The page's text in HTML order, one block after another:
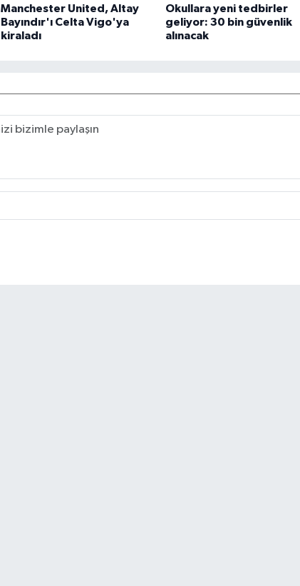
Manchester United, Altay
Bayındır'ı Celta Vigo'ya
kiraladı
Okullara yeni tedbirler
geliyor: 30 bin güvenlik
alınacak